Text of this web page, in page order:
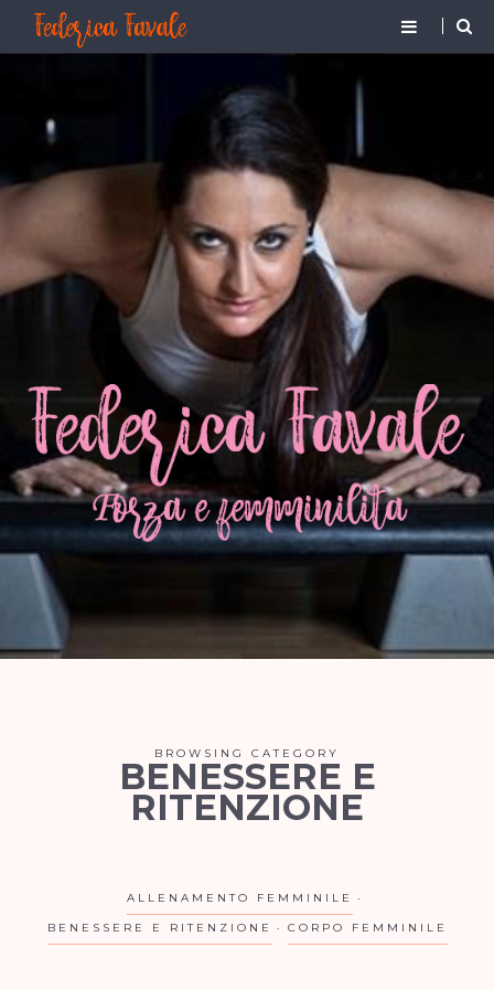
BROWSING CATEGORY
BENESSERE E
RITENZIONE
ALLENAMENTO FEMMINILE
BENESSERE E RITENZIONE CORPO FEMMINILE